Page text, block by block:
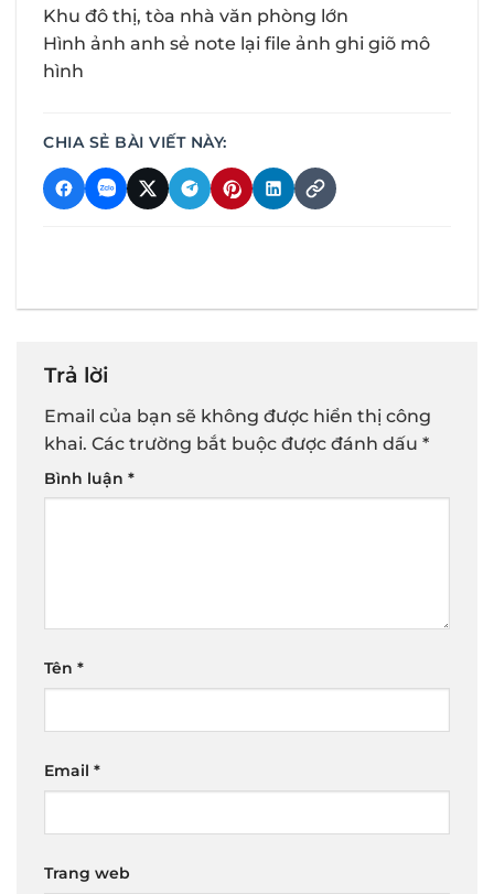
Khu đô thị, tòa nhà văn phòng lớn
Hình ảnh anh sẻ note lại file ảnh ghi giõ mô
hình
CHIA SẺ BÀI VIẾT NÀY:
Trả lời
Email của bạn sẽ không được hiển thị công
khai. Các trường bắt buộc được đánh dấu *
Bình luận *
Tên *
Email *
Trang web